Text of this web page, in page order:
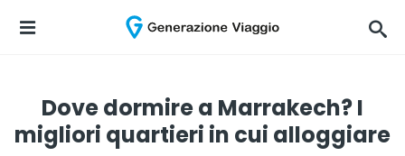
Dove dormire a Marrakech? I
migliori quartieri in cui alloggiare